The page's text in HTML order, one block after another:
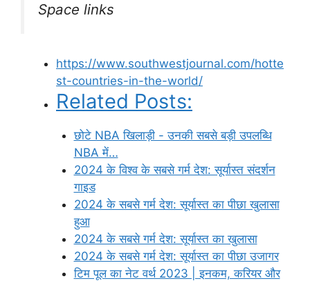
Space links
https://www.southwestjournal.com/hotte
st-countries-in-the-world/
Related Posts:
छोटे NBA खिलाड़ी - उनकी सबसे बड़ी उपलब्धि
NBA में…
2024 के विश्व के सबसे गर्म देश: सूर्यास्त संदर्शन
गाइड
2024 के सबसे गर्म देश: सूर्यास्त का पीछा खुलासा
हुआ
2024 के सबसे गर्म देश: सूर्यास्त का खुलासा
2024 के सबसे गर्म देश: सूर्यास्त का पीछा उजागर
टिम पूल का नेट वर्थ 2023 | इनकम, करियर और